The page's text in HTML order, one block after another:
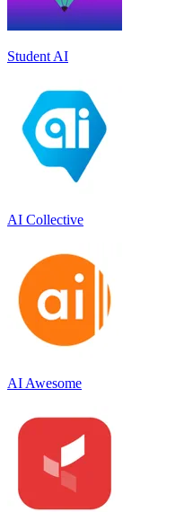
Student AI
AI Collective
AI Awesome